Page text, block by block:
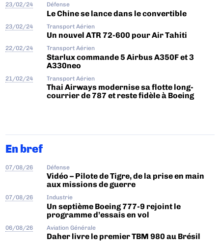
23/02/24 Défense
Le Chine se lance dans le convertible
23/02/24 Transport Aérien
Un nouvel ATR 72-600 pour Air Tahiti
22/02/24 Transport Aérien
Starlux commande 5 Airbus A350F et 3
A330neo
21/02/24 Transport Aérien
Thai Airways modernise sa flotte long-
courrier de 787 et reste fidèle à Boeing
En bref
07/08/26 Défense
Vidéo – Pilote de Tigre, de la prise en main
aux missions de guerre
07/08/26 Industrie
Un septième Boeing 777-9 rejoint le
programme d’essais en vol
06/08/26 Aviation Générale
Daher livre le premier TBM 980 au Brésil